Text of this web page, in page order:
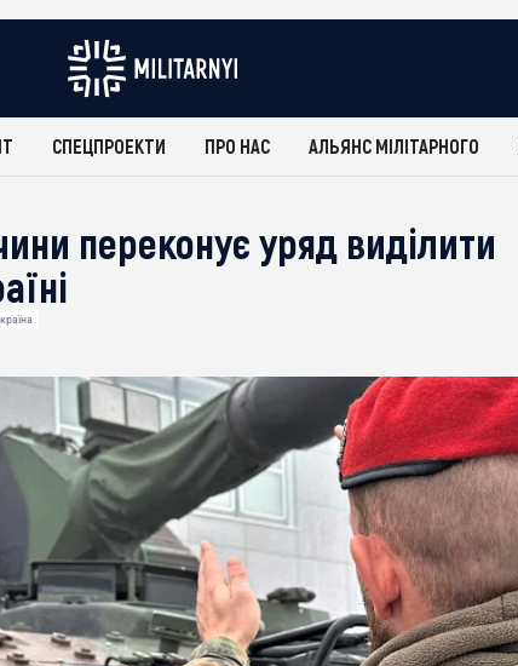
СПЕЦПРОЕКТИ ПРО НАС АЛЬЯНС МІЛІТАРНОГО
переконує уряд виділити